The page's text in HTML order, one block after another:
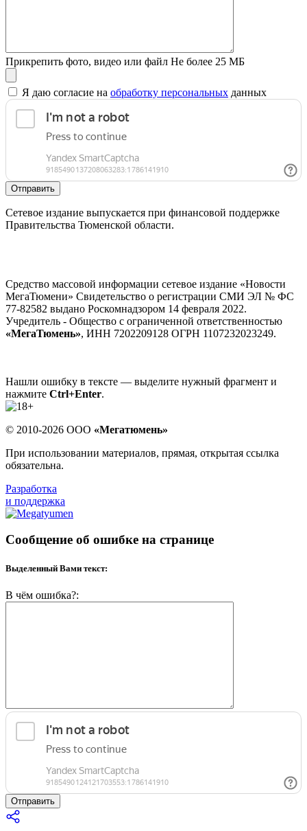
Прикрепить фото, видео или файл Не более 25 МБ
Я даю согласие на обработку персональных данных
Отправить
Сетевое издание выпускается при финансовой поддержке
Правительства Тюменской области.
Средство массовой информации сетевое издание «Новости
МегаТюмени» Свидетельство о регистрации СМИ ЭЛ № ФС
77-82582 выдано Роскомнадзором 14 февраля 2022.
Учредитель - Общество с ограниченной ответственностью
«МегаТюмень», ИНН 7202209128 ОГРН 1107232023249.
Нашли ошибку в тексте — выделите нужный фрагмент и
нажмите Ctrl+Enter.
© 2010-2026 ООО «Мегатюмень»
При использовании материалов, прямая, открытая ссылка
обязательна.
Разработка
и поддержка
Сообщение об ошибке на странице
Выделенный Вами текст:
В чём ошибка?:
Отправить